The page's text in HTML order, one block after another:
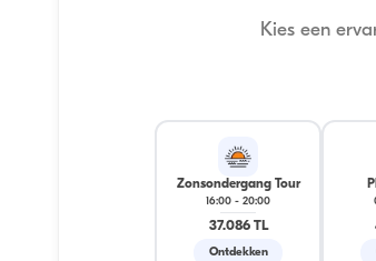
Kies een
Zonsondergang Tour
16:00 - 20:00
37.086 TL
Ontdekken